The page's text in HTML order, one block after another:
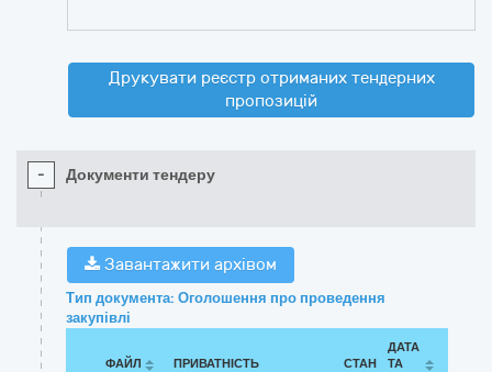
Друкувати реєстр отриманих тендерних
пропозицій
- Документи тендеру
Завантажити архівом
Тип документа: Оголошення про проведення
закупівлі
ФАЙЛ ПРИВАТНІСТЬ СТАН
ДАТА
ТА